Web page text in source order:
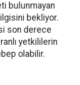
bulunmayan
bekliyor.
son derece
yetkililerin
olabilir.